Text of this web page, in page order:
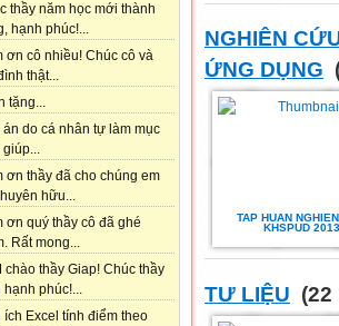
thầy năm học mới thành
hạnh phúc!...
ơn cô nhiều! Chúc cô và
thật...
tặng...
do cá nhân tự làm mục
giúp...
ơn thầy đã cho chúng em
hữu...
ơn quý thầy cô đã ghé
Rất mong...
chào thầy Giap! Chúc thầy
hạnh phúc!...
ích Excel tính điểm theo
NGHIÊN
ỨNG DỤNG
TAP HUAN
KHSPUD 2013
TƯ LIỆU (22